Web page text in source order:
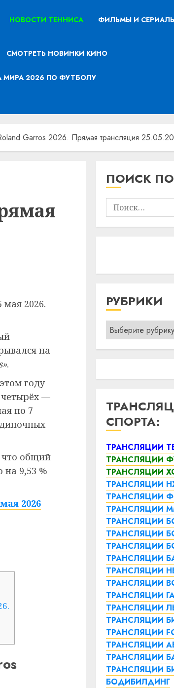
НОВОСТИ ТЕННИСА ФИЛЬМЫ И
СМОТРЕТЬ НОВИНКИ КИНО
2026 ПО ФУТБОЛУ
Garros 2026. Прямая трансляция
мая 2026.
на
.
году
четырёх —
по 7
общий
на 9,53 %
2026
ПОИСК
Найти:
РУБРИКИ
Рубрики
СПОРТА:
ТРАНСЛЯЦИИ
ТРАНСЛЯЦИИ
ТРАНСЛЯЦИИ
ТРАНСЛЯЦИИ
ТРАНСЛЯЦИИ
ТРАНСЛЯЦИИ
ТРАНСЛЯЦИИ
ТРАНСЛЯЦИИ
ТРАНСЛЯЦИИ
ТРАНСЛЯЦИИ
ТРАНСЛЯЦИИ
ТРАНСЛЯЦИИ
ТРАНСЛЯЦИИ
ТРАНСЛЯЦИИ
ТРАНСЛЯЦИИ
ТРАНСЛЯЦИИ
ТРАНСЛЯЦИИ
ТРАНСЛЯЦИИ
ТРАНСЛЯЦИИ
БОДИБИЛДИНГ